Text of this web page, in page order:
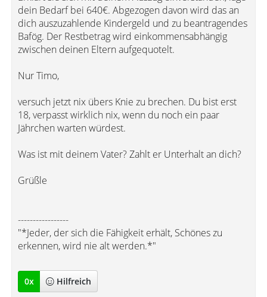
dein Bedarf bei 640€. Abgezogen davon wird das an
dich auszuzahlende Kindergeld und zu beantragendes
Bafög. Der Restbetrag wird einkommensabhängig
zwischen deinen Eltern aufgequotelt.
Nur Timo,
versuch jetzt nix übers Knie zu brechen. Du bist erst
18, verpasst wirklich nix, wenn du noch ein paar
Jährchen warten würdest.
Was ist mit deinem Vater? Zahlt er Unterhalt an dich?
Grüßle
-----------------
"*Jeder, der sich die Fähigkeit erhält, Schönes zu
erkennen, wird nie alt werden.*"
0x Hilfreich